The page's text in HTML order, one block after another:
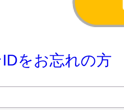
をお忘れの方